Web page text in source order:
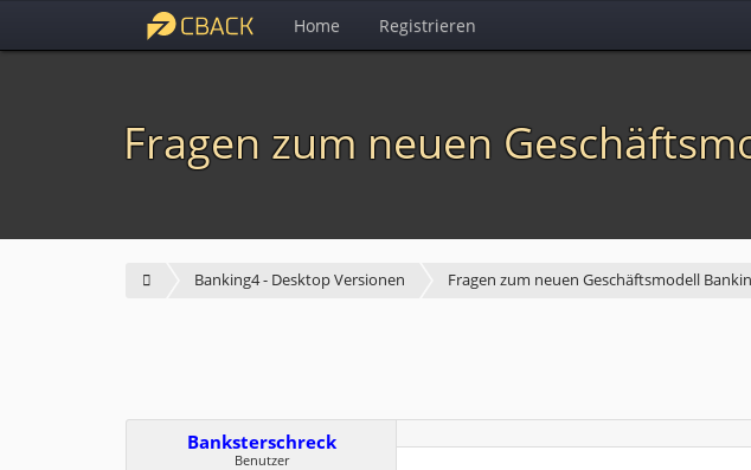
Home Registrieren
Fragen zum neuen
Banking4 - Desktop Versionen Fragen zum neuen Geschäftsmodell
Banksterschreck
Benutzer